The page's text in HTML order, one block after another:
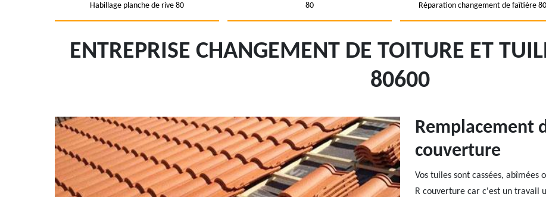
Habillage planche de rive 80
80
Réparation changement de faîtière 80
ENTREPRISE CHANGEMENT DE TOITURE ET
80600
Remplacement
couverture
Vos tuiles sont cassées, abîmées
R couverture car c'est un travail